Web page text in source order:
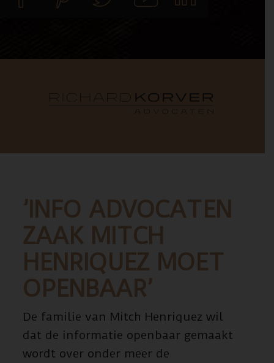
’INFO ADVOCATEN
ZAAK MITCH
HENRIQUEZ MOET
OPENBAAR’
De familie van Mitch Henriquez wil
dat de informatie openbaar gemaakt
wordt over onder meer de